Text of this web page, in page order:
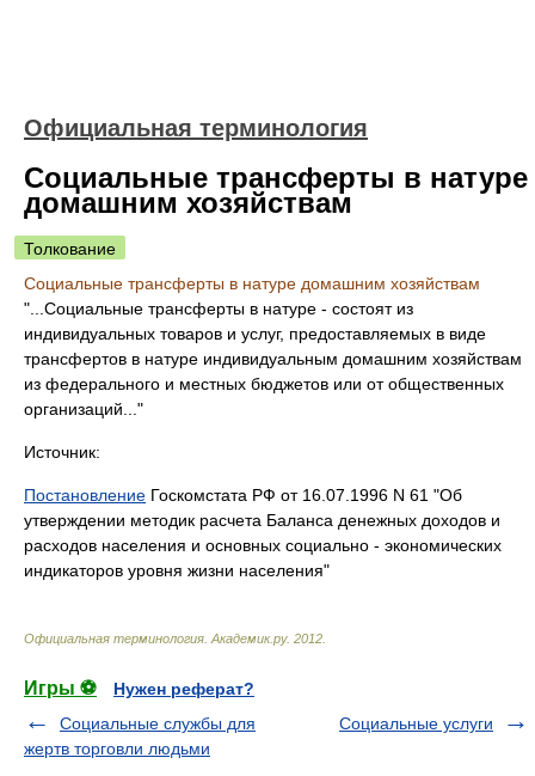
Официальная терминология
Социальные трансферты в натуре
домашним хозяйствам
Толкование
Социальные трансферты в натуре домашним хозяйствам
"...Социальные трансферты в натуре - состоят из
индивидуальных товаров и услуг, предоставляемых в виде
трансфертов в натуре индивидуальным домашним хозяйствам
из федерального и местных бюджетов или от общественных
организаций..."
Источник:
Постановление Госкомстата РФ от 16.07.1996 N 61 "Об
утверждении методик расчета Баланса денежных доходов и
расходов населения и основных социально - экономических
индикаторов уровня жизни населения"
Официальная терминология Академик.ру. 2012
Игры ⚽
Нужен реферат?
Социальные службы для
жертв торговли людьми
Социальные услуги